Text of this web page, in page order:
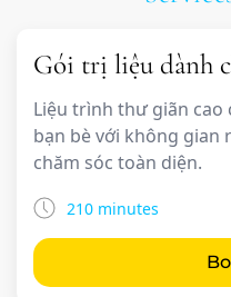
Gói trị liệu dành
Liệu trình thư giãn cao
bạn bè với không gian
chăm sóc toàn diện.
210 minutes